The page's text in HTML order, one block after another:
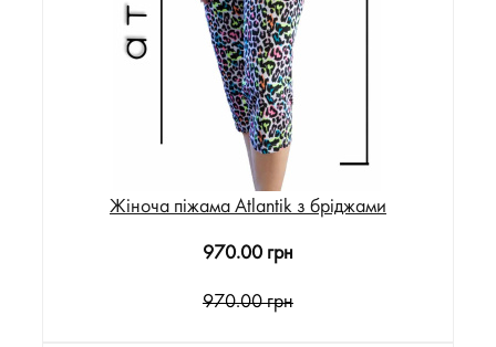
Жіноча піжама Atlantik з бріджами
970.00 грн
970.00 грн